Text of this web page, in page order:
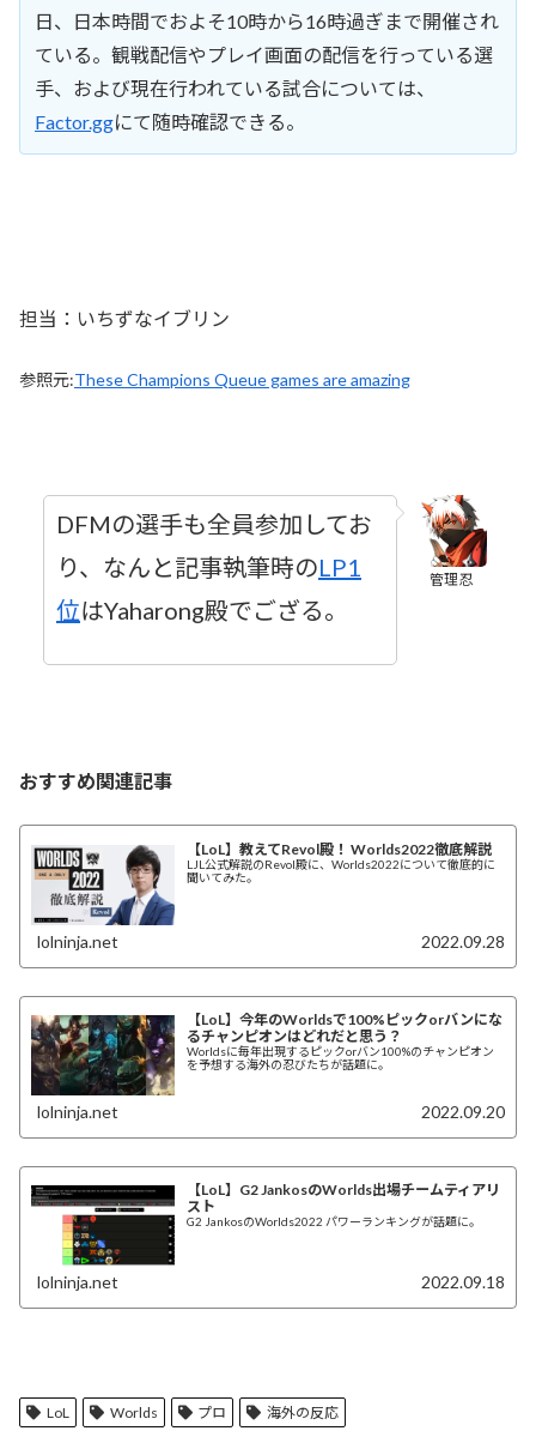
日、日本時間でおよそ10時から16時過ぎまで開催され
ている。観戦配信やプレイ画面の配信を行っている選
手、および現在行われている試合については、
Factor.ggにて随時確認できる。
担当：いちずなイブリン
参照元:These Champions Queue games are amazing
管理忍
DFMの選手も全員参加してお
り、なんと記事執筆時のLP1
位はYaharong殿でござる。
おすすめ関連記事
【LoL】教えてRevol殿！ Worlds2022徹底解説
LJL公式解説のRevol殿に、Worlds2022について徹底的に
聞いてみた。
lolninja.net 2022.09.28
【LoL】今年のWorldsで100%ピックorバンにな
るチャンピオンはどれだと思う？
Worldsに毎年出現するピックorバン100%のチャンピオン
を予想する海外の忍びたちが話題に。
lolninja.net 2022.09.20
【LoL】G2 JankosのWorlds出場チームティアリ
スト
G2 JankosのWorlds2022 パワーランキングが話題に。
lolninja.net 2022.09.18
LoL Worlds プロ 海外の反応